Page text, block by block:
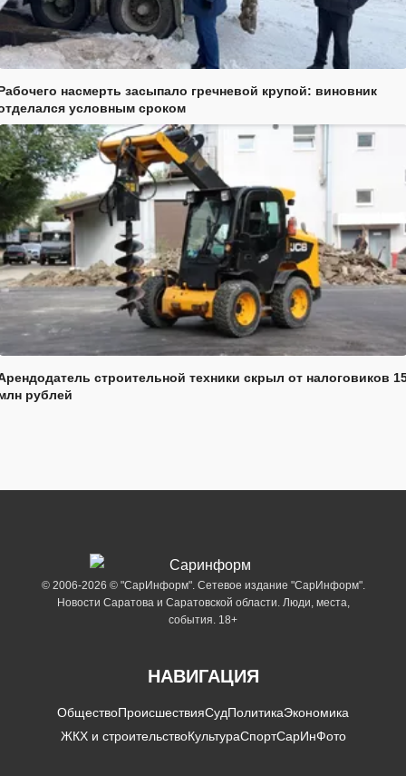
насмерть засыпало гречневой крупой: виновник
условным сроком
строительной техники скрыл от налоговиков
рублей
© 2006-2026 © "СарИнформ". Сетевое издание "СарИнформ".
Новости Саратова и Саратовской области. Люди, места,
события. 18+
НАВИГАЦИЯ
ОбществоПроисшествияСудПолитикаЭкономика
ЖКХ и строительствоКультураСпортСарИнФото